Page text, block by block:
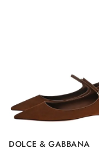
DOLCE & GABBANA